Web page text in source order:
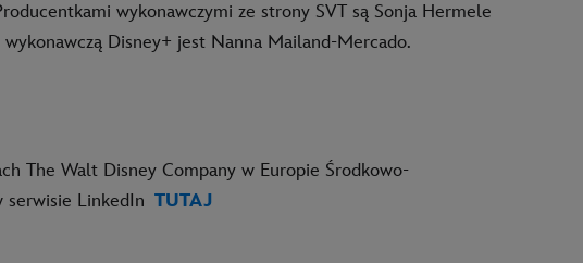
wykonawczymi ze strony SVT są Sonja Hermele
Disney+ jest Nanna Mailand-Mercado.
The Walt Disney Company w Europie Środkowo-
serwisie LinkedIn TUTAJ